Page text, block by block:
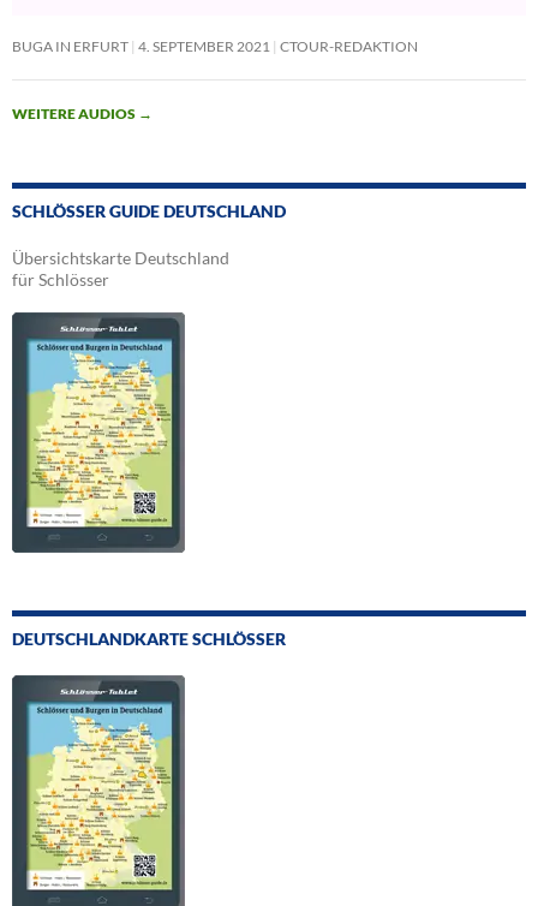
BUGA IN ERFURT 4. SEPTEMBER 2021 CTOUR-REDAKTION
WEITERE AUDIOS →
SCHLÖSSER GUIDE DEUTSCHLAND
Übersichtskarte Deutschland
für Schlösser
DEUTSCHLANDKARTE SCHLÖSSER